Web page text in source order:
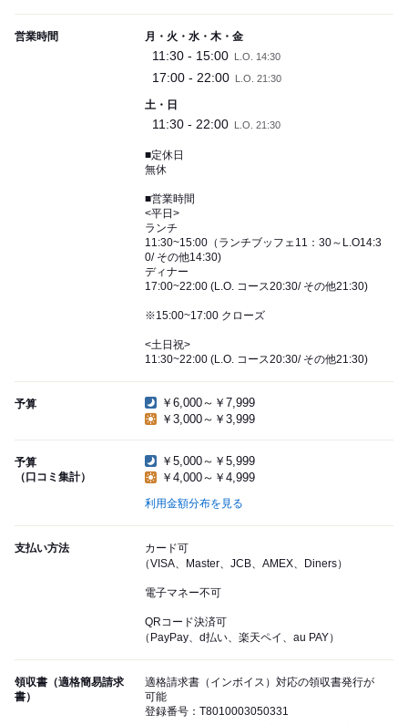
営業時間 月・火・水・木・金
11:30 - 15:00 L.O. 14:30
17:00 - 22:00 L.O. 21:30
土・日
11:30 - 22:00 L.O. 21:30
■定休日
無休
■営業時間
<平日>
ランチ
11:30~15:00（ランチブッフェ11：30～L.O14:3
0/ その他14:30)
ディナー
17:00~22:00 (L.O. コース20:30/ その他21:30)
※15:00~17:00 クローズ
<土日祝>
11:30~22:00 (L.O. コース20:30/ その他21:30)
予算
￥6,000～￥7,999
￥3,000～￥3,999
予算
（口コミ集計）
￥5,000～￥5,999
￥4,000～￥4,999
利用金額分布を見る
支払い方法
カード可
（VISA、Master、JCB、AMEX、Diners）
電子マネー不可
QRコード決済可
（PayPay、d払い、楽天ペイ、au PAY）
領収書（適格簡易請求
書）
適格請求書（インボイス）対応の領収書発行が
可能
登録番号：T8010003050331